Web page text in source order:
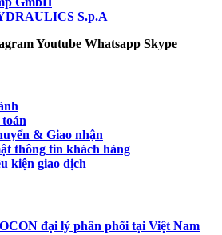
S.p.A
Youtube Whatsapp Skype
& Giao nhận
thông tin khách hàng
kiện giao dịch
đại lý phân phối tại Việt Nam